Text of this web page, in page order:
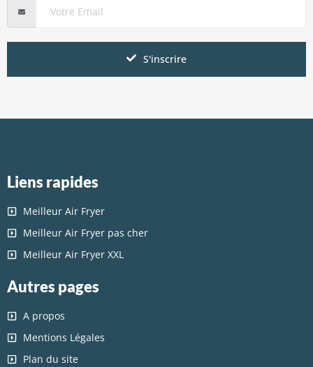
S'inscrire
Liens rapides
Meilleur Air Fryer
Meilleur Air Fryer pas cher
Meilleur Air Fryer XXL
Autres pages
A propos
Mentions Légales
Plan du site